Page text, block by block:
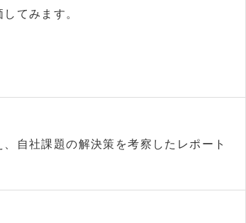
てみます。
自社課題の解決策を考察したレポート